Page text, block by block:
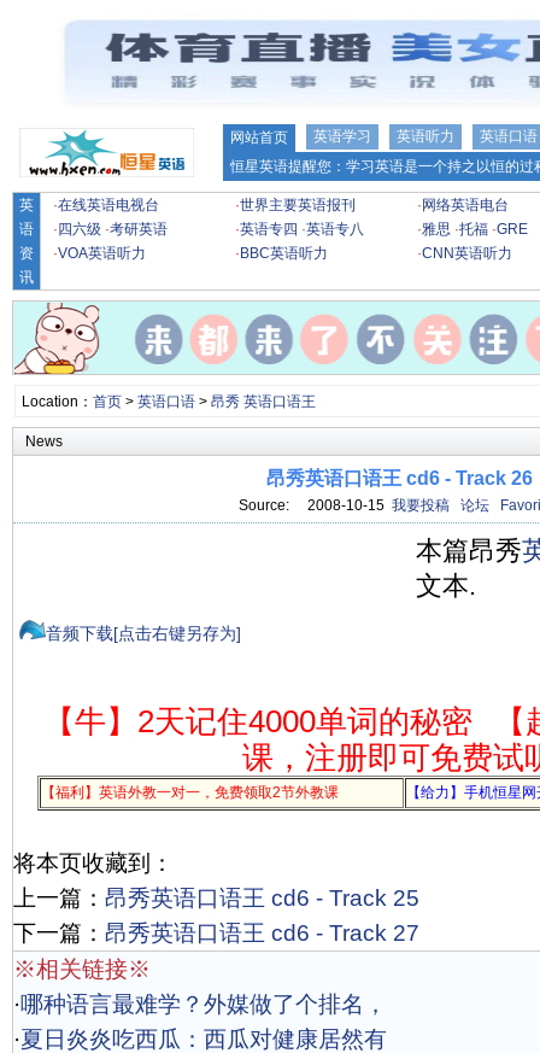
网站首页 英语学习 英语听力
英语口语
恒星英语提醒您：学习英语是一个持之以恒的
英
语
资
讯
·在线英语电视台 ·世界主要英语报刊 · 网络英语电台
· 四六级 ·考研英语 ·英语专四 ·英语专八 ·雅思 ·托福 ·GRE
·VOA英语听力 · BBC英语听力 ·CNN英语听力
Location： 首页> 英语口语> 昂秀 英语口语王
News
昂秀英语口语王 cd6 - Track 26
Source: 2008-10-15 我要投稿 论坛
音频下载[点击右键另存为]
本篇昂秀
文本.
【牛】2天记住4000单词的秘密
课，注册即可免费试
【福利】英语外教一对一，免费领取2节外教课 【给力】手机恒星
将本页收藏到：
上一篇： 昂秀英语口语王 cd6 - Track 25
下一篇： 昂秀英语口语王 cd6 - Track 27
※相关链接※
·哪种语言最难学？外媒做了个排名，
·夏日炎炎吃西瓜：西瓜对健康居然有